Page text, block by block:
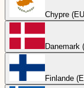
Chypre
Danemark
Finlande